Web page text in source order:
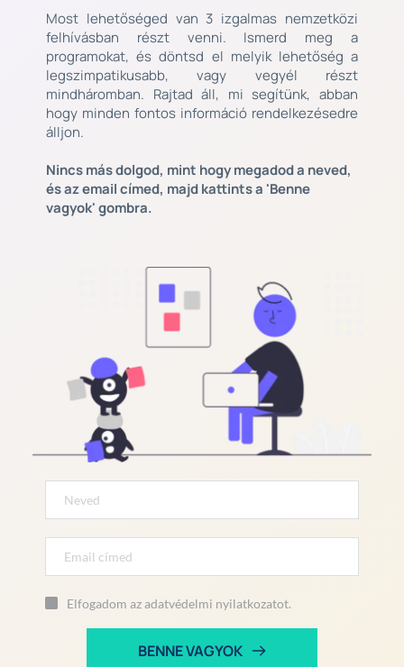
Most lehetőséged van 3 izgalmas nemzetközi
felhívásban részt venni. Ismerd meg a
programokat, és döntsd el melyik lehetőség a
legszimpatikusabb, vagy vegyél részt
mindháromban. Rajtad áll, mi segítünk, abban
hogy minden fontos információ rendelkezésedre
álljon.
Nincs más dolgod, mint hogy megadod a neved,
és az email címed, majd kattints a 'Benne
vagyok' gombra.
Elfogadom az adatvédelmi nyilatkozatot.
BENNE VAGYOK